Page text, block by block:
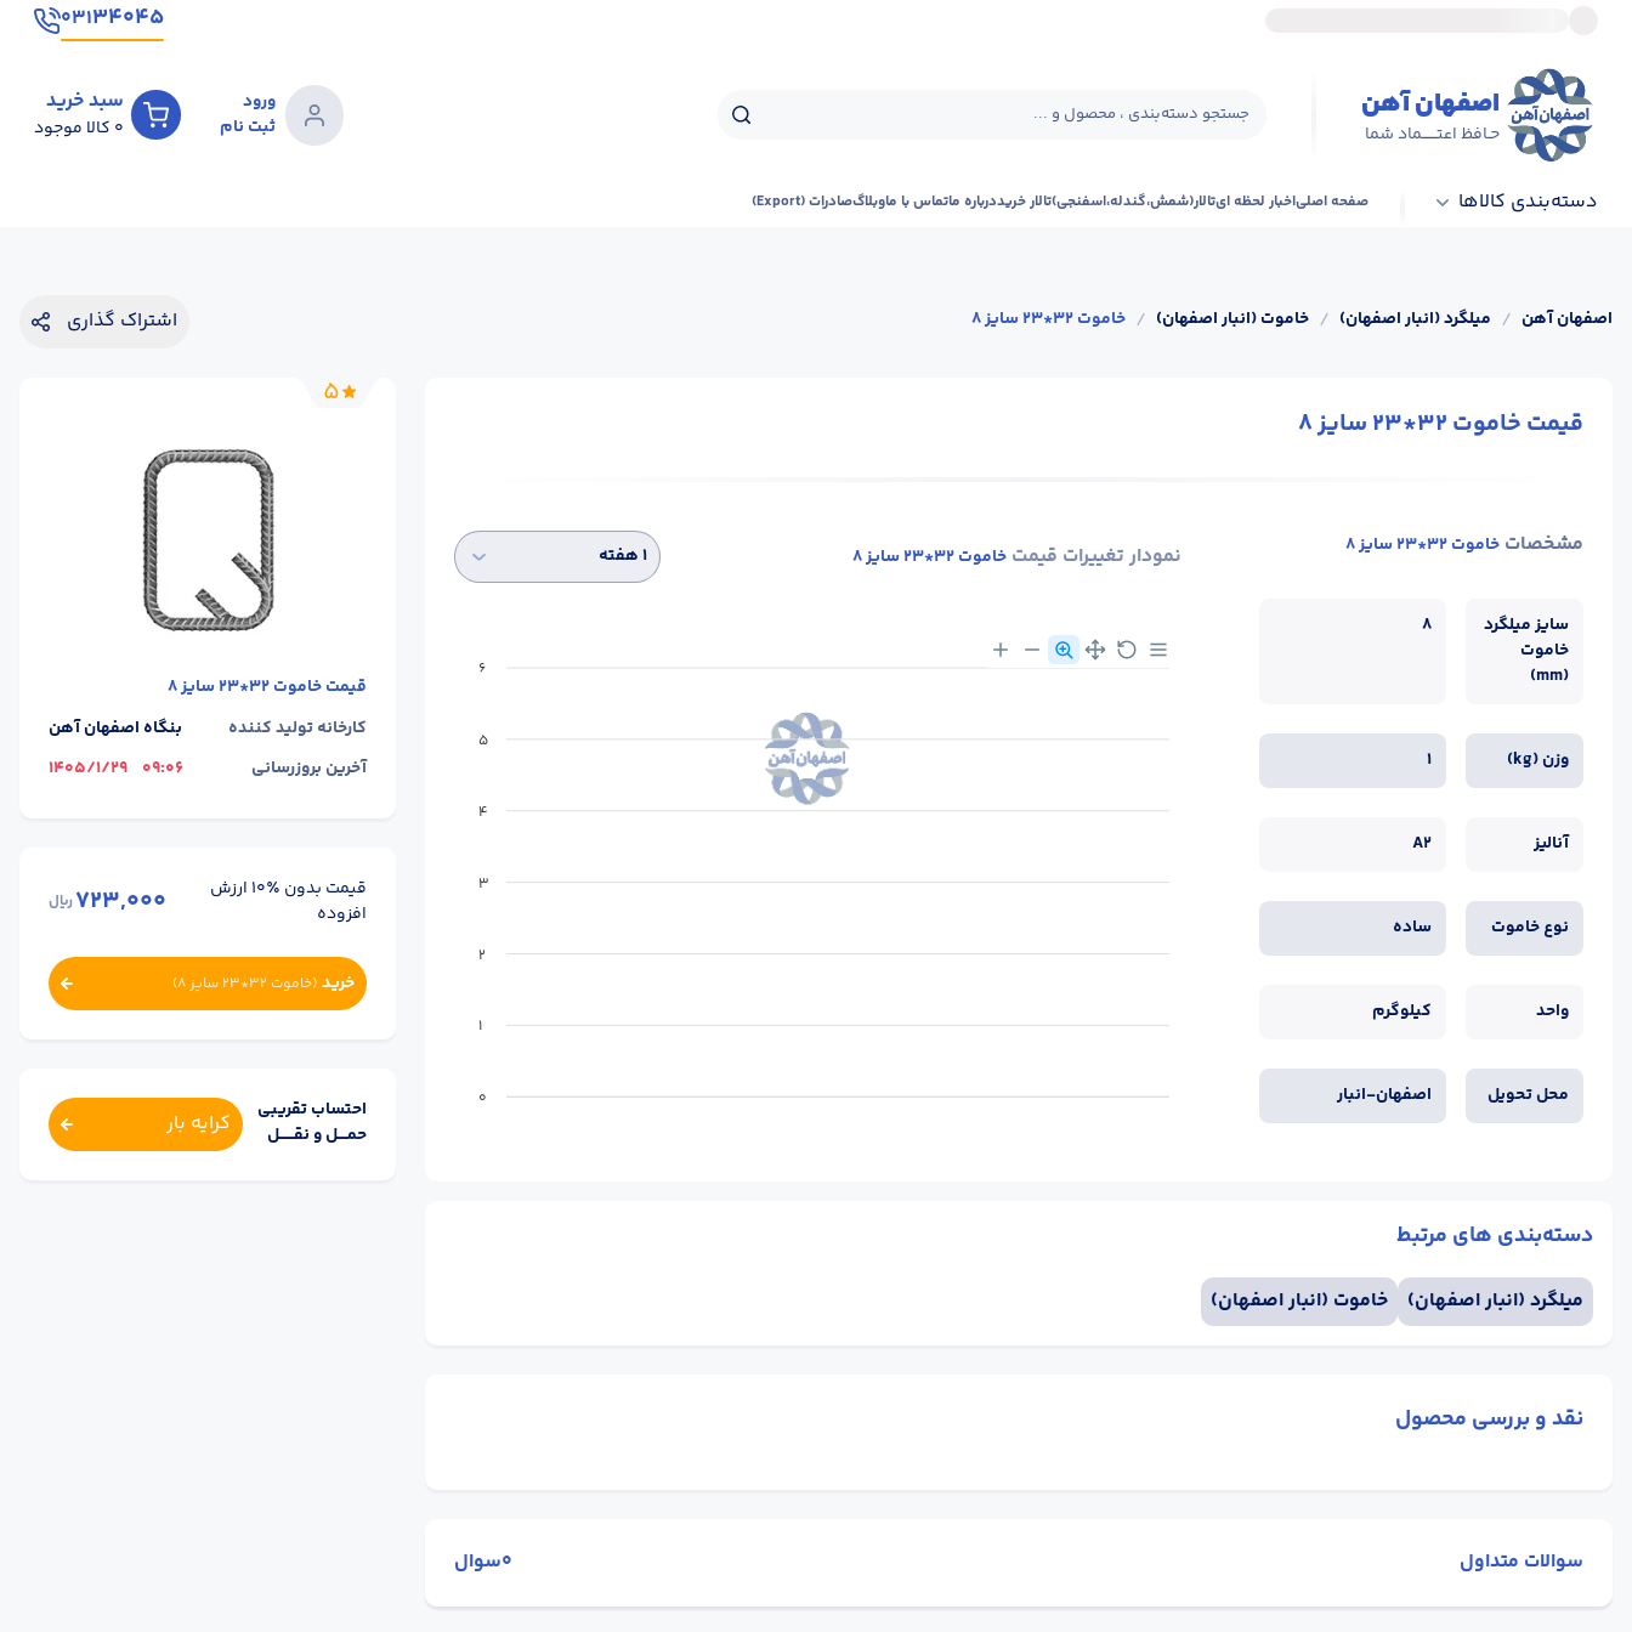
۳۴۰۴۵۰۳۱
اصفهان آهن
حـافظ اعتــــــماد شما
جستجو دسته‌بندی ، محصول و ...
ورود
ثبت نام
سبد خرید
0 کالا موجود
دسته‌بندی کالاها صفحه اصلیاخبار لحظه ایتالار(شمش،گندله،اسفنجی)تالار خریددرباره ماتماس با ماوبلاگصادرات (Export)
اصفهان آهن / میلگرد (انبار اصفهان) / خاموت (انبار اصفهان) / خاموت 32*23 سایز 8 اشتراک گذاری
قیمت خاموت 32*23 سایز 8
مشخصات خاموت 32*23 سایز 8
سایز میلگرد
خاموت
(mm)
8
وزن (kg) 1
آنالیز A2
نوع خاموت ساده
واحد کیلوگرم
محل تحویل اصفهان-انبار
نمودار تغییرات قیمت خاموت 32*23 سایز 8 ۱ هفته
6
5
4
3
2
1
0
دسته‌بندی های مرتبط
میلگرد (انبار اصفهان) خاموت (انبار اصفهان)
نقد و بررسی محصول
سوالات متداول 0سوال
5
قیمتخاموت 32*23 سایز 8
کارخانه تولید کننده
بنگاه اصفهان آهن
آخرین بروزرسانی
09:06
1405/1/29
قیمت بدون ٪۱۰ ارزش
افزوده
723,000ریال
خرید (خاموت 32*23 سایز 8 )
احتساب تقریبی
حمــــل و نقــــــل
کرایه بار